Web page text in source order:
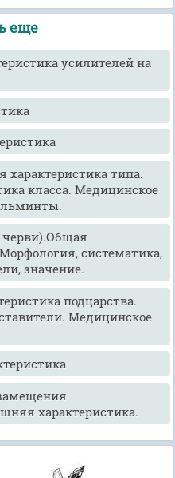
еще
усилителей на
типа.
класса. Медицинское
систематика,
значение.
подцарства.
Медицинское
характеристика.